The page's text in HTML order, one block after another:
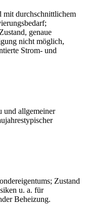
mit durchschnittlichem
genaue
nicht möglich,
Strom- und
und allgemeiner
Zustand
u. a. für
Beheizung.